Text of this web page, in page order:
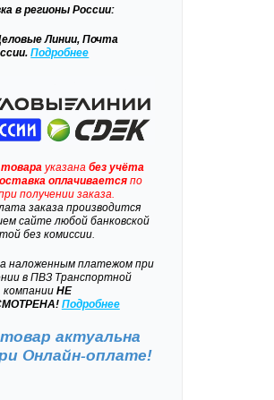
в регионы России:
Линии, Почта
Подробнее
указанабез учёта
оплачивается по
получении заказа.
заказа производится
сайте любой банковской
без комиссии.
наложенным платежом при
в ПВЗ Транспортной
компании НЕ
Подробнее
актуальна
Онлайн-оплате!